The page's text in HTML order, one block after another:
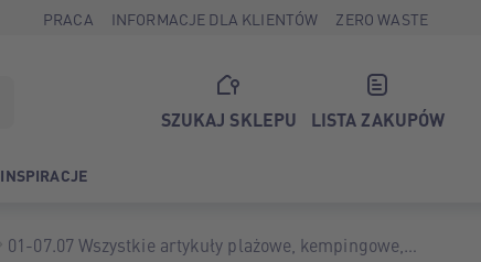
PRACA INFORMACJE DLA KLIENTÓW ZERO WASTE
SZUKAJ SKLEPU LISTA ZAKUPÓW
INSPIRACJE
01-07.07 Wszystkie artykuły plażowe, kempingowe,